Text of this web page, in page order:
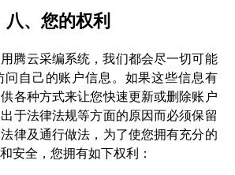
八、您的权利
腾云采编系统，我们都会尽一切可能
自己的账户信息。如果这些信息有
各种方式来让您快速更新或删除账户
于法律法规等方面的原因而必须保留
律及通行做法，为了使您拥有充分的
安全，您拥有如下权利：